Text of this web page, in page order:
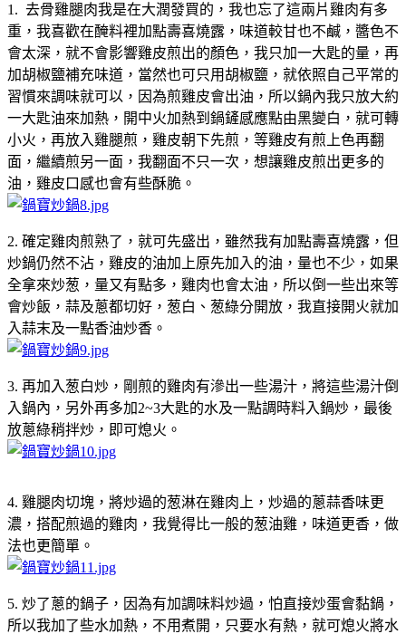
1. 去骨雞腿肉我是在大潤發買的，我也忘了這兩片雞肉有多
重，我喜歡在醃料裡加點壽喜燒露，味道較甘也不鹹，醬色不
會太深，就不會影響雞皮煎出的顏色，我只加一大匙的量，再
加胡椒鹽補充味道，當然也可只用胡椒鹽，就依照自己平常的
習慣來調味就可以，因為煎雞皮會出油，所以鍋內我只放大約
一大匙油來加熱，開中火加熱到鍋鏟感應點由黑變白，就可轉
小火，再放入雞腿煎，雞皮朝下先煎，等雞皮有煎上色再翻
面，繼續煎另一面，我翻面不只一次，想讓雞皮煎出更多的
油，雞皮口感也會有些酥脆。
2. 確定雞肉煎熟了，就可先盛出，雖然我有加點壽喜燒露，但
炒鍋仍然不沾，雞皮的油加上原先加入的油，量也不少，如果
全拿來炒葱，量又有點多，雞肉也會太油，所以倒一些出來等
會炒飯，蒜及蔥都切好，葱白、葱綠分開放，我直接開火就加
入蒜末及一點香油炒香。
3. 再加入葱白炒，剛煎的雞肉有滲出一些湯汁，將這些湯汁倒
入鍋內，另外再多加2~3大匙的水及一點調時料入鍋炒，最後
放蔥綠稍拌炒，即可熄火。
4. 雞腿肉切塊，將炒過的葱淋在雞肉上，炒過的蔥蒜香味更
濃，搭配煎過的雞肉，我覺得比一般的葱油雞，味道更香，做
法也更簡單。
5. 炒了蔥的鍋子，因為有加調味料炒過，怕直接炒蛋會黏鍋，
所以我加了些水加熱，不用煮開，只要水有熱，就可熄火將水